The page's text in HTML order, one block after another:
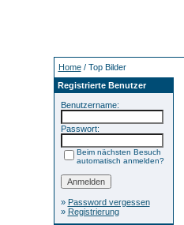
Home/ Top Bilder
Registrierte Benutzer
Benutzername:
Passwort:
Beim nächsten Besuch
automatisch anmelden?
» Password vergessen
» Registrierung